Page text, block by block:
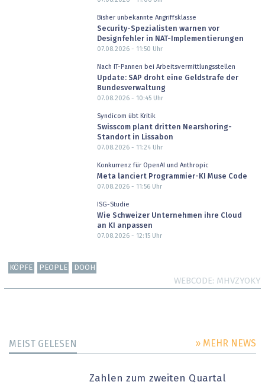
Bisher unbekannte Angriffsklasse
Security-Spezialisten warnen vor
Designfehler in NAT-Implementierungen
07.08.2026 - 11:50 Uhr
Nach IT-Pannen bei Arbeitsvermittlungsstellen
Update: SAP droht eine Geldstrafe der
Bundesverwaltung
07.08.2026 - 10:45Uhr
Syndicom übt Kritik
Swisscom plant dritten Nearshoring-
Standort in Lissabon
07.08.2026 - 11:24Uhr
Konkurrenz für OpenAI und Anthropic
Meta lanciert Programmier-KI Muse Code
07.08.2026 - 11:56Uhr
ISG-Studie
Wie Schweizer Unternehmen ihre Cloud
an KI anpassen
07.08.2026 - 12:15Uhr
KÖPFE PEOPLE DOOH
WEBCODE MHVZYOKY
MEIST GELESEN » MEHR NEWS
Zahlen zum zweiten Quartal